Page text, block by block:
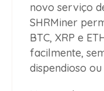
novo serviço
SHRMiner
BTC, XRP e
facilmente,
dispendioso